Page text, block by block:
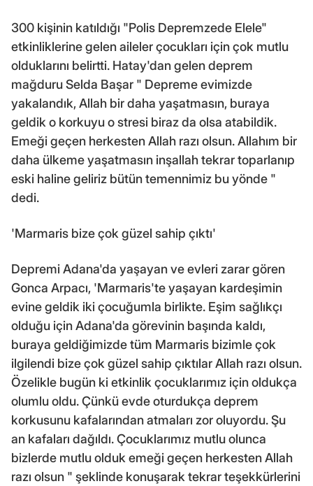
300 kişinin katıldığı "Polis Depremzede Elele"
etkinliklerine gelen aileler çocukları için çok mutlu
olduklarını belirtti. Hatay'dan gelen deprem
mağduru Selda Başar " Depreme evimizde
yakalandık, Allah bir daha yaşatmasın, buraya
geldik o korkuyu o stresi biraz da olsa atabildik.
Emeği geçen herkesten Allah razı olsun. Allahım bir
daha ülkeme yaşatmasın inşallah tekrar toparlanıp
eski haline geliriz bütün temennimiz bu yönde "
dedi.
'Marmaris bize çok güzel sahip çıktı'
Depremi Adana'da yaşayan ve evleri zarar gören
Gonca Arpacı, 'Marmaris'te yaşayan kardeşimin
evine geldik iki çocuğumla birlikte. Eşim sağlıkçı
olduğu için Adana'da görevinin başında kaldı,
buraya geldiğimizde tüm Marmaris bizimle çok
ilgilendi bize çok güzel sahip çıktılar Allah razı olsun.
Özelikle bugün ki etkinlik çocuklarımız için oldukça
olumlu oldu. Çünkü evde oturdukça deprem
korkusunu kafalarından atmaları zor oluyordu. Şu
an kafaları dağıldı. Çocuklarımız mutlu olunca
bizlerde mutlu olduk emeği geçen herkesten Allah
razı olsun " şeklinde konuşarak tekrar teşekkürlerini